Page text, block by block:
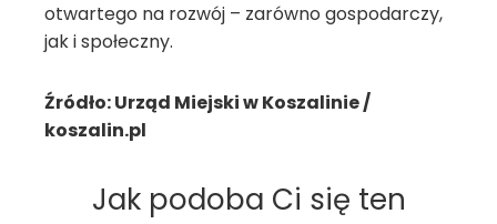
otwartego na rozwój – zarówno gospodarczy,
jak i społeczny.
Źródło: Urząd Miejski w Koszalinie /
koszalin.pl
Jak podoba Ci się ten